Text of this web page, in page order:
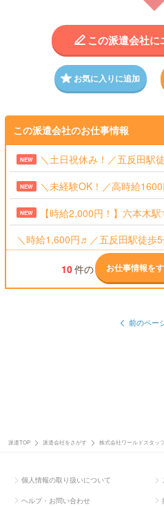
この派遣会社に
お気に入りに追加
この派遣会社のお仕事情報
NEW ＼土日祝休み！／五反田駅
NEW ＼未経験OK！／高時給
NEW
【時給2,000円！】六本木
＼時給1,600円♬／五反田駅徒歩
10件の お仕事情報を
前のペー
派遣TOP 派遣会社をさがす 株式会社ワールドスタッ
個人情報の取り扱いについて
ヘルプ・お問い合わせ